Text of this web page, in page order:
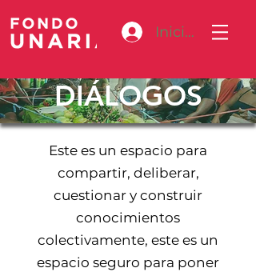
Iniciar sesión
DIÁLOGOS
Este es un espacio para
compartir, deliberar,
cuestionar y construir
conocimientos
colectivamente, este es un
espacio seguro para poner